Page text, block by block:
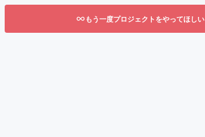
もう一度プロジェクトをやってほしい